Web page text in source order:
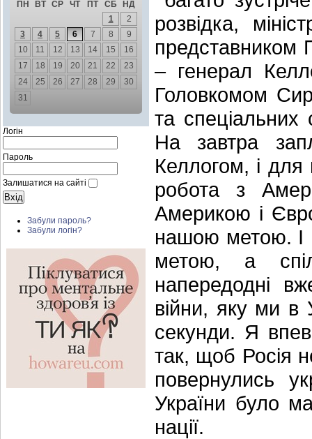
ПН ВТ СР ЧТ ПТ СБ
НД
1
2
3
4 5 6 7 8
9
10
11 12 13 14 15
16
17
18 19 20 21 22
23
24
25 26 27 28 29
30
31
Логін
Пароль
Залишатися на сайті
Забули пароль?
Забули логін?
розвідка,
представником
– генерал
Головкомом
та спеціальних
На завтра
Келлогом, і для
робота з
Америкою і
нашою метою. І
метою, а
напередодні
війни, яку ми в
секунди. Я
так, щоб Росія
повернулись
України було
нації.